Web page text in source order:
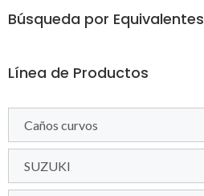
Búsqueda por Equivalentes
Línea de Productos